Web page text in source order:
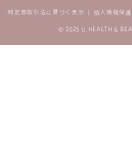
© 2025 U.HEALTH &
特定商取引法に基づく表示 個人情報保護